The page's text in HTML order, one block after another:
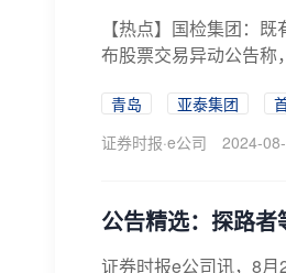
【热点】国检集团：
布股票交易异动公告称
青岛 亚泰集团
证券时报·e公司
2024-
公告精选：探路
证券时报e公司讯，8